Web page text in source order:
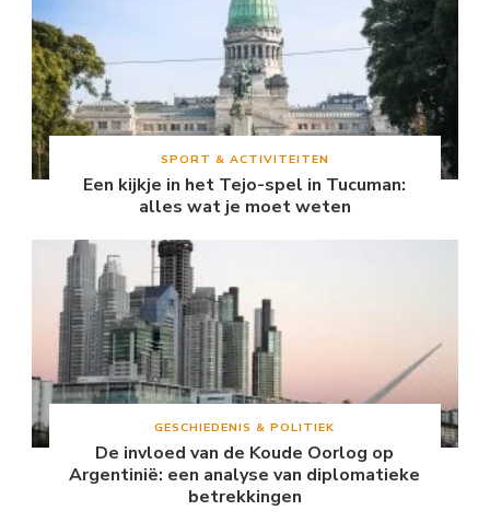
SPORT & ACTIVITEITEN
Een kijkje in het Tejo-spel in Tucuman:
alles wat je moet weten
GESCHIEDENIS & POLITIEK
De invloed van de Koude Oorlog op
Argentinië: een analyse van diplomatieke
betrekkingen